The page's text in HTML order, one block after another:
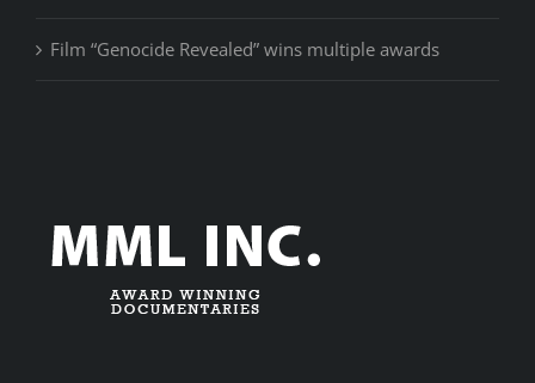
Film “Genocide Revealed” wins multiple awards